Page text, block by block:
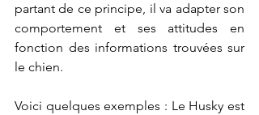
partant de ce principe, il va adapter son
comportement et ses attitudes en
fonction des informations trouvées sur
le chien.
Voici quelques exemples : Le Husky est